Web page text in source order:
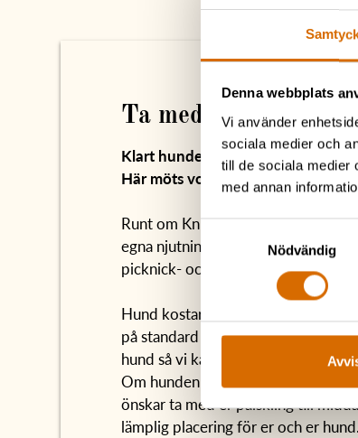
Denna webbplats
Vi använder
sociala medier och
till de sociala medier
med annan
Nödvändig
Ta med din bästa
Klart hunden vill följa med och bo
Här möts vovven av vattenskål,
Runt om Knistad finns trevliga
egna njutningsspecialister har
picknick- och promenadkarta som
Hund kostar inget extra hos oss
på standard på rummen, men vi
hund så vi kan förbereda för
Om hunden inte vill bli lämnad
önskar ta med er pälskling till
lämplig placering för er och er hund.